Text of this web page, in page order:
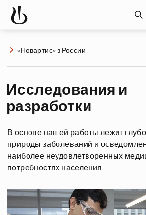
«Новартис» в России
Исследования и
разработки
В основе нашей работы лежит
природы заболеваний и
наиболее неудовлетворенных
потребностях населения